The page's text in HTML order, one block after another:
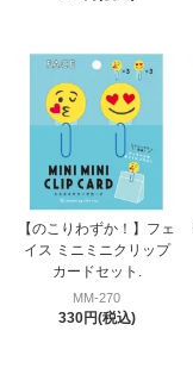
【のこりわずか！】フェ
イス ミニミニクリップ
カードセット.
MM-270
330円(税込)